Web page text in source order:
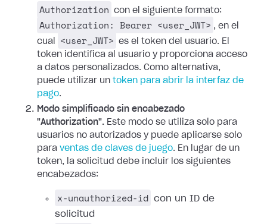
Authorization con el siguiente formato:
Authorization: Bearer <user_JWT> , en el
cual
<user_JWT>
es el token del usuario. El
token identifica al usuario y proporciona acceso
a datos personalizados. Como alternativa,
puede utilizar un token para abrir la interfaz de
pago.
Modo simplificado sin encabezado
"Authorization". Este modo se utiliza solo para
usuarios no autorizados y puede aplicarse solo
para ventas de claves de juego. En lugar de un
token, la solicitud debe incluir los siguientes
encabezados:
x-unauthorized-id con un ID de
solicitud